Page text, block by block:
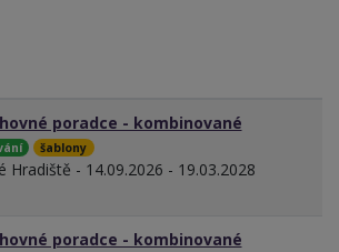
poradce - kombinované
šablony
Hradiště - 14.09.2026 - 19.03.2028
poradce - kombinované